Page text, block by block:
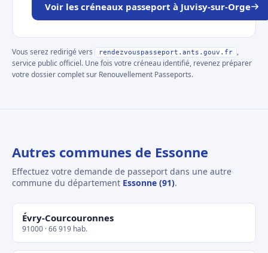
Voir les créneaux passeport à Juvisy-sur-Orge
Vous serez redirigé vers rendezvouspasseport.ants.gouv.fr
,
service public officiel. Une fois votre créneau identifié, revenez préparer
votre dossier complet sur Renouvellement Passeports.
Autres communes de Essonne
Effectuez votre demande de passeport dans une autre
commune du département Essonne (91).
Évry-Courcouronnes
91000 · 66 919 hab.